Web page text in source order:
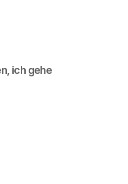
ich gehe